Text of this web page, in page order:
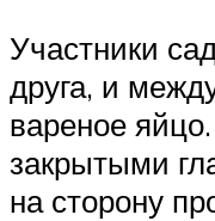
Участники
друга, и
вареное
закрытыми
на сторону